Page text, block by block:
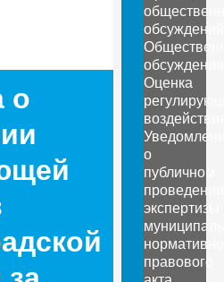
о
обсуждений
обсуждения
Оценка
о
публичном
проведении
экспертизы
правового